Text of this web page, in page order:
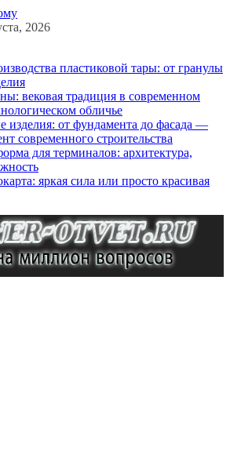
2026
пластиковой тары: от гранулы
вековая традиция в современном
обличье
изделия: от фундамента до фасада —
современного строительства
для терминалов: архитектура,
яркая сила или просто красивая